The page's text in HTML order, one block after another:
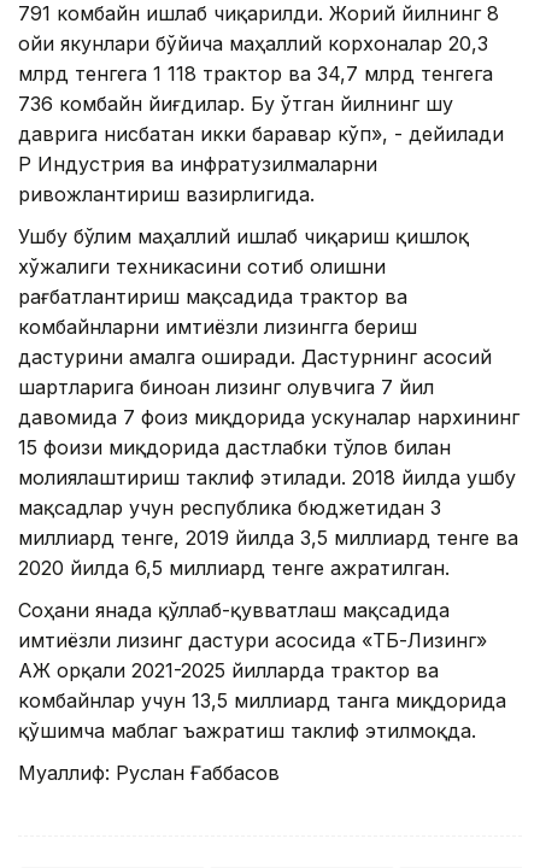
791 комбайн ишлаб чиқарилди. Жорий йилнинг 8
ойи якунлари бўйича маҳаллий корхоналар 20,3
млрд тенгега 1 118 трактор ва 34,7 млрд тенгега
736 комбайн йиғдилар. Бу ўтган йилнинг шу
даврига нисбатан икки баравар кўп», - дейилади
ҚР Индустрия ва инфратузилмаларни
ривожлантириш вазирлигида.
Ушбу бўлим маҳаллий ишлаб чиқариш қишлоқ
хўжалиги техникасини сотиб олишни
рағбатлантириш мақсадида трактор ва
комбайнларни имтиёзли лизингга бериш
дастурини амалга оширади. Дастурнинг асосий
шартларига биноан лизинг олувчига 7 йил
давомида 7 фоиз миқдорида ускуналар нархининг
15 фоизи миқдорида дастлабки тўлов билан
молиялаштириш таклиф этилади. 2018 йилда ушбу
мақсадлар учун республика бюджетидан 3
миллиард тенге, 2019 йилда 3,5 миллиард тенге ва
2020 йилда 6,5 ​​миллиард тенге ажратилган.
Соҳани янада қўллаб-қувватлаш мақсадида
имтиёзли лизинг дастури асосида «ҚТБ-Лизинг»
АЖ орқали 2021-2025 йилларда трактор ва
комбайнлар учун 13,5 миллиард танга миқдорида
қўшимча маблаг ъажратиш таклиф этилмоқда.
Муаллиф: Руслан Ғаббасов